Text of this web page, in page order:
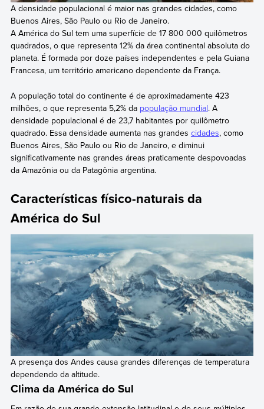
A densidade populacional é maior nas grandes cidades, como
Buenos Aires, São Paulo ou Rio de Janeiro.
A América do Sul tem uma superfície de 17 800 000 quilômetros
quadrados, o que representa 12% da área continental absoluta do
planeta. É formada por doze países independentes e pela Guiana
Francesa, um território americano dependente da França.
A população total do continente é de aproximadamente 423
milhões, o que representa 5,2% da população mundial. A
densidade populacional é de 23,7 habitantes por quilômetro
quadrado. Essa densidade aumenta nas grandes cidades, como
Buenos Aires, São Paulo ou Rio de Janeiro, e diminui
significativamente nas grandes áreas praticamente despovoadas
da Amazônia ou da Patagônia argentina.
Características físico-naturais da
América do Sul
A presença dos Andes causa grandes diferenças de temperatura
dependendo da altitude.
Clima da América do Sul